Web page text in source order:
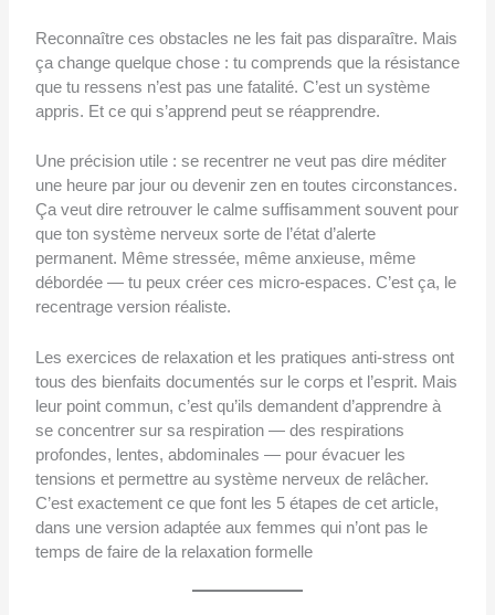
Reconnaître ces obstacles ne les fait pas disparaître. Mais
ça change quelque chose : tu comprends que la résistance
que tu ressens n’est pas une fatalité. C’est un système
appris. Et ce qui s’apprend peut se réapprendre.
Une précision utile : se recentrer ne veut pas dire méditer
une heure par jour ou devenir zen en toutes circonstances.
Ça veut dire retrouver le calme suffisamment souvent pour
que ton système nerveux sorte de l’état d’alerte
permanent. Même stressée, même anxieuse, même
débordée — tu peux créer ces micro-espaces. C’est ça, le
recentrage version réaliste.
Les exercices de relaxation et les pratiques anti-stress ont
tous des bienfaits documentés sur le corps et l’esprit. Mais
leur point commun, c’est qu’ils demandent d’apprendre à
se concentrer sur sa respiration — des respirations
profondes, lentes, abdominales — pour évacuer les
tensions et permettre au système nerveux de relâcher.
C’est exactement ce que font les 5 étapes de cet article,
dans une version adaptée aux femmes qui n’ont pas le
temps de faire de la relaxation formelle